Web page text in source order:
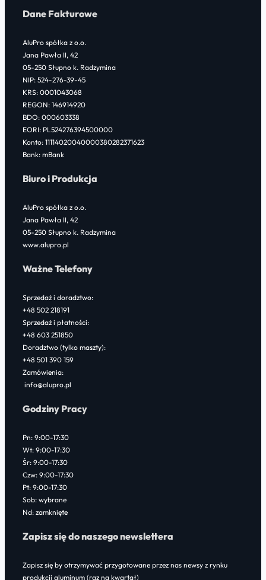
c
b
o
o
k
i
e
r
n
e
d
I
n
Dane Fakturowe
AluPro spółka z o.o.
Jana Pawła II, 42
05-250 Słupno k. Radzymina
NIP: 524-276-39-45
KRS: 0001043068
REGON: 146914920
BDO: 000603338
EORI: PL524276394500000
Konto: 11114020040000380282371623
Bank: mBank
Biuro i Produkcja
AluPro spółka z o.o.
Jana Pawła II, 42
05-250 Słupno k. Radzymina
www.alupro.pl
Ważne Telefony
Sprzedaż i doradztwo:
+48 502 218191
Sprzedaż i płatności:
+48 603 251850
Doradztwo (tylko maszty):
+48 501 390 159
Zamówienia:
info@alupro.pl
Godziny Pracy
Pn: 9:00-17:30
Wt: 9:00-17:30
Śr: 9:00-17:30
Czw: 9:00-17:30
Pt: 9:00-17:30
Sob: wybrane
Nd: zamknięte
Zapisz się do naszego newslettera
Zapisz się by otrzymywać przygotowane przez nas newsy z rynku
produkcji aluminum (raz na kwartał)